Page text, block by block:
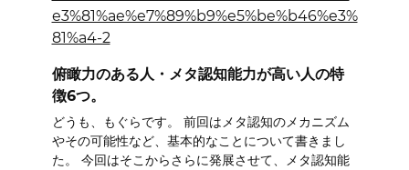
俯瞰力のある人・メタ認知能力が高い人の特
徴6つ。
どうも、もぐらです。 前回はメタ認知のメカニズム
やその可能性など、基本的なことについて書きまし
た。 今回はそこからさらに発展させて、メタ認知能